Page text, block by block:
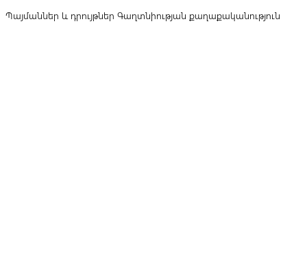
Պայմաններ և դրույթներ Գաղտնիության քաղաքականություն